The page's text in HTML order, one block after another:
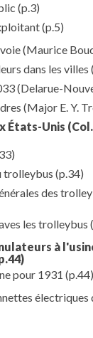
(p.3)
(p.5)
(Maurice
dans les villes
(Delarue-
(Major E. Y.
Unis (Col.
trolleybus (p.34)
des
les trolleybus
à
pour 1931 (p.44)
électriques